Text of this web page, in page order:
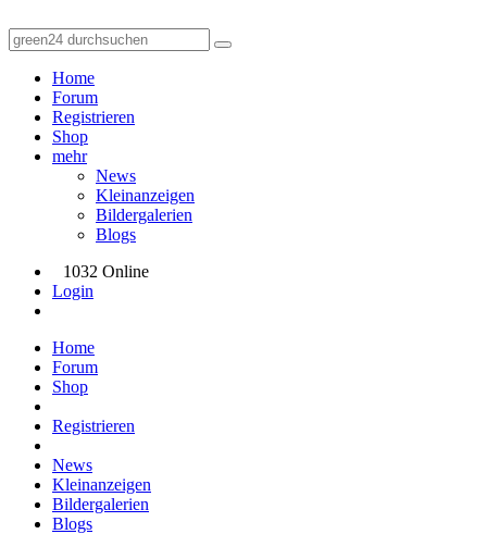
Home
Forum
Registrieren
Shop
mehr
News
Kleinanzeigen
Bildergalerien
Blogs
1032 Online
Login
Home
Forum
Shop
Registrieren
News
Kleinanzeigen
Bildergalerien
Blogs